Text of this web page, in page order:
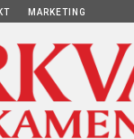
MARKETING